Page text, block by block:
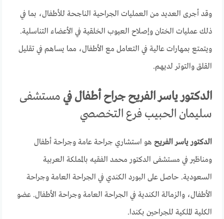
وقد أجرى العديد من العمليات الجراحية الناجحة للأطفال، بما في
ذلك عمليات الختان وإصلاح العيوب الخلقية في الأعضاء التناسلية.
ويتمتع بمهارات عالية في التعامل مع الأطفال، مما يساهم في تقليل
القلق والتوتر لديهم.
الدكتور ياسر الفريح جراح أطفال في مستشفى
سليمان الحبيب فرع التخصصي
الدكتور ياسر الفريح هو استشاري جراحة عامة وجراحة أطفال
ومناظير في مستشفى الدكتور محمد الفقيه بالمملكة العربية
السعودية. حاصل على البورد الكندي في الجراحة العامة وجراحة
الأطفال، والزمالة الكندية في الجراحة العامة وجراحة الأطفال. عضو
الكلية الملكية للجراحين بكندا.